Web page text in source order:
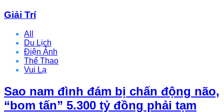
Giải Trí
All
Du Lịch
Điện Ảnh
Thể Thao
Vui Lạ
Sao nam đình đám bị chấn động não,
“bom tấn” 5.300 tỷ đồng phải tạm